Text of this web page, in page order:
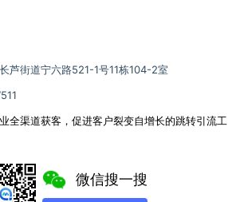
芦街道宁六路521-1号11栋104-2室
全渠道获客，促进客户裂变自增长的跳转引流工
微信搜一搜